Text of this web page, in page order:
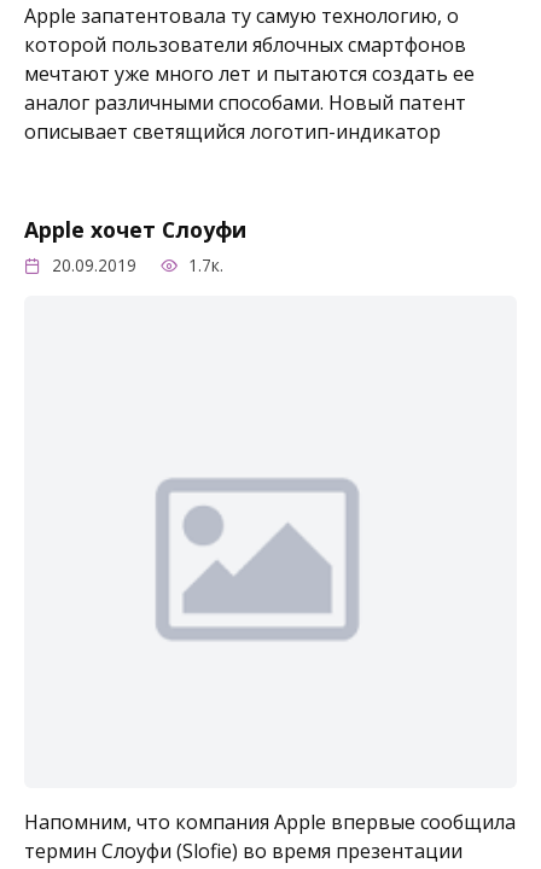
Apple запатентовала ту самую технологию, о
которой пользователи яблочных смартфонов
мечтают уже много лет и пытаются создать ее
аналог различными способами. Новый патент
описывает светящийся логотип-индикатор
Apple хочет Слоуфи
20.09.2019 1.7к.
Напомним, что компания Apple впервые сообщила
термин Слоуфи (Slofie) во время презентации